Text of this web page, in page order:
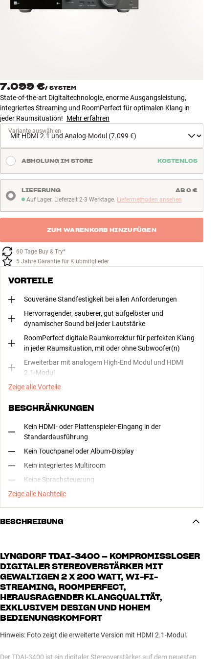
Zubehör
NEUHEITEN
ANGEBOTE
Store Finden
Kundendienst
Bauen mit Klang
7.099 €/ SYSTEM
State-of-the-art Digitaltechnologie, enorme Ausgangsleistung,
integriertes Streaming und RoomPerfect für optimalen Klang in
jeder Raumsituation! Mehr erfahren
Variante auswählen
ABHOLUNG IM STORE KOSTENLOS
Auf Lager. Lieferzeit 2-3 Werktage
Auf Lager. Lieferzeit 2-3 Werktage. Liefermethoden ansehen
LIEFERUNG AB 0 €
ZUM WARENKORB HINZUFÜGEN
60 Tage Buy & Try*
5 Jahre Garantie für Klubmitglieder
VORTEILE
Souveräne Standfestigkeit bei allen Anforderungen
Hervorragender, sauberer, gut aufgelöster und
dynamischer Sound bei jeder Lautstärke
RoomPerfect digitale Raumkorrektur für perfekten Klang
in jeder Raumsituation, mit oder ohne Subwoofer(n)
Erweiterbar mit analogem High-End Modul und HDMI
2.1-Modul
Zeige alle Vorteile
BESCHRÄNKUNGEN
Kein HDMI- oder Plattenspieler-Eingang in der
Standardausführung
Kein Touchpanel oder Album-Display
Kein integriertes Multiroom
Keine Sprachsteuerung
Zeige alle Nachteile
BESCHREIBUNG
LYNGDORF TDAI-3400 – KOMPROMISSLOSER
DIGITALER STEREOVERSTÄRKER MIT
GEWALTIGEN 2 X 200 WATT, WI-FI-
STREAMING, ROOMPERFECT,
HERAUSRAGENDER KLANGQUALITÄT,
EXKLUSIVEM DESIGN UND HOHEM
BEDIENUNGSKOMFORT
Hinweis: Foto zeigt die erweiterte Version mit HDMI 2.1-Modul.
Der TDAI-3400 ist ein digitaler Stereoverstärker auf dem neuesten